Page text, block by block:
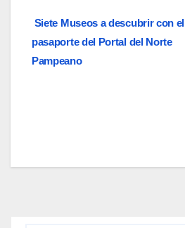
Navegación
de
Siete Museos a descubrir con el
pasaporte del Portal del Norte
Pampeano